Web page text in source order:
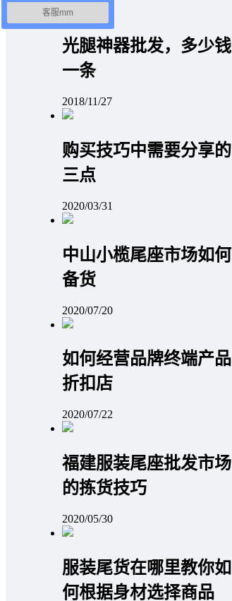
光腿神器批发，多少钱
一条
2018/11/27
购买技巧中需要分享的
三点
2020/03/31
中山小榄尾座市场如何
备货
2020/07/20
如何经营品牌终端产品
折扣店
2020/07/22
福建服装尾座批发市场
的拣货技巧
2020/05/30
服装尾货在哪里教你如
何根据身材选择商品
客服mm